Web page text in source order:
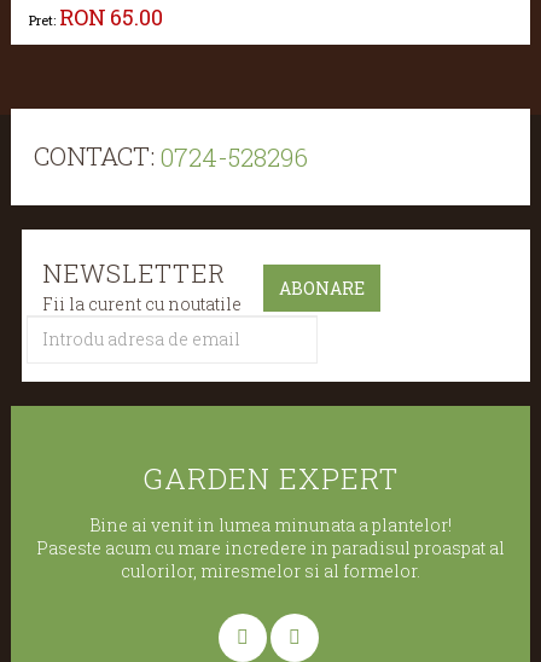
Pret: RON 65.00
CONTACT: 0724-528296
NEWSLETTER
Fii la curent cu noutatile
GARDEN EXPERT
Bine ai venit in lumea minunata a plantelor!
Paseste acum cu mare incredere in paradisul proaspat al
culorilor, miresmelor si al formelor.